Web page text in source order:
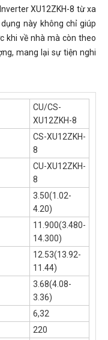
XU12ZKH-8 từ xa
này không chỉ giúp
khi về nhà mà còn theo
mang lại sự tiện nghi
CU/CS-
XU12ZKH-8
CS-XU12ZKH-
8
CU-XU12ZKH-
8
3.50(1.02-
4.20)
11.900(3.480-
14.300)
12.53(13.92-
11.44)
3.68(4.08-
3.36)
6,32
220